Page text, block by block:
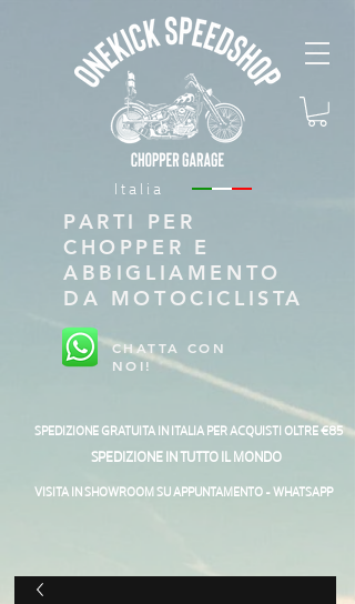
Italia
PARTI PER
CHOPPER E
ABBIGLIAMENTO
DA MOTOCICLISTA
CHATTA CON
NOI!
SPEDIZIONE GRATUITA IN ITALIA PER ACQUISTI OLTRE €85
SPEDIZIONE IN TUTTO IL MONDO
VISITA IN SHOWROOM SU APPUNTAMENTO - WHATSAPP